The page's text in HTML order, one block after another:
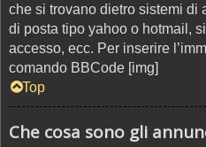
che si trovano dietro sistemi di
di posta tipo yahoo o hotmail,
accesso, ecc. Per inserire
comando BBCode [img]
Top
Che cosa sono gli